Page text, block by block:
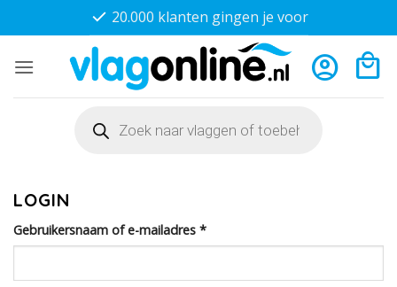
naar
20.000 klanten gingen je voor
zoeken
LOGIN
Gebruikersnaam of e-mailadres *Vereist